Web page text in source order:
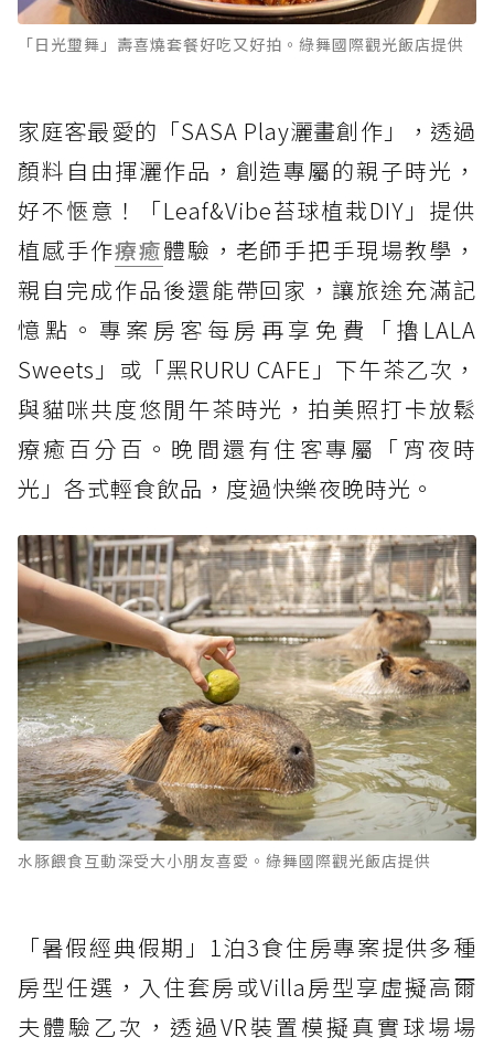
「日光璽舞」壽喜燒套餐好吃又好拍。綠舞國際觀光飯店提供
家庭客最愛的「SASA Play灑畫創作」，透過
顏料自由揮灑作品，創造專屬的親子時光，
好不愜意！「Leaf&Vibe苔球植栽DIY」提供
植感手作療癒體驗，老師手把手現場教學，
親自完成作品後還能帶回家，讓旅途充滿記
憶點。專案房客每房再享免費「擼LALA
Sweets」或「黑RURU CAFE」下午茶乙次，
與貓咪共度悠閒午茶時光，拍美照打卡放鬆
療癒百分百。晚間還有住客專屬「宵夜時
光」各式輕食飲品，度過快樂夜晚時光。
水豚餵食互動深受大小朋友喜愛。綠舞國際觀光飯店提供
「暑假經典假期」1泊3食住房專案提供多種
房型任選，入住套房或Villa房型享虛擬高爾
夫體驗乙次，透過VR裝置模擬真實球場場